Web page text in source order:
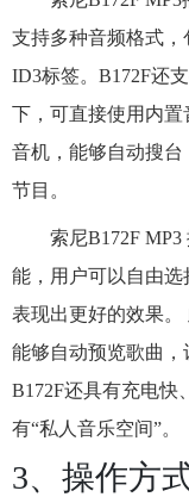
支持多种音频格式
ID3标签。B172F还
下，可直接使用内置
音机，能够自动搜
节目。
索尼B172F
能，用户可以自由
表现出更好的效果。
能够自动预览歌曲，
B172F还具有充电快
有“私人音乐空间”。
3、操作方